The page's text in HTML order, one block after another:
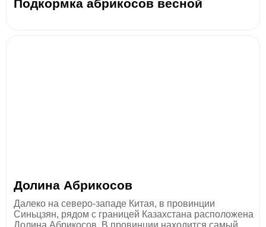
Подкормка абрикосов весной
Долина Абрикосов
Далеко на северо-западе Китая, в провинции
Синьцзян, рядом с границей Казахстана расположена
Долина Абрикосов. В провинции находится самый